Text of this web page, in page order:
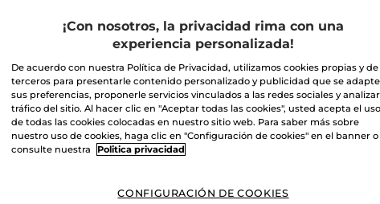
Entrega entre
Pago Seguro
Satisfecho o
Las
comparación
¡Con nosotros, la privacidad rima con una
experiencia personalizada!
De acuerdo con nuestra Política de Privacidad, utilizamos cookies propias y de
terceros para presentarle contenido personalizado y publicidad que se
sus preferencias, proponerle servicios vinculados a las redes sociales y
tráfico del sitio. Al hacer clic en "Aceptar todas las cookies", usted acepta el uso
de todas las cookies colocadas en nuestro sitio web. Para saber más sobre
nuestro uso de cookies, haga clic en "Configuración de cookies" en el banner o
consulte nuestra
Politica privacidad
CONFIGURACIÓN DE COOKIES